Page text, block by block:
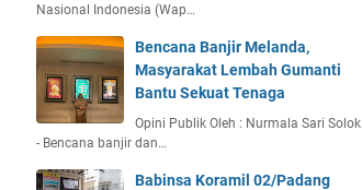
Nasional Indonesia (Wap…
Bencana Banjir Melanda,
Masyarakat Lembah Gumanti
Bantu Sekuat Tenaga
Opini Publik Oleh : Nurmala Sari Solok
- Bencana banjir dan…
Babinsa Koramil 02/Padang